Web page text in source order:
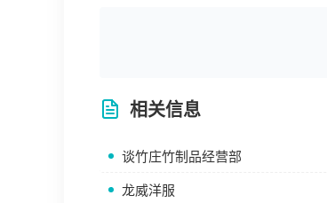
相关信息
谈竹庄竹制品经营部
龙威洋服